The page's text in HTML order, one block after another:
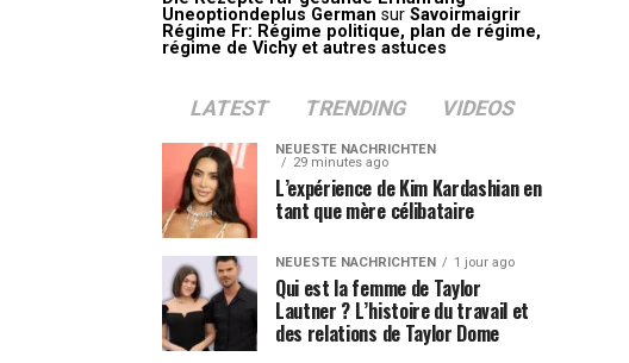
Uneoptiondeplus German sur Savoirmaigrir
Régime Fr: Régime politique, plan de régime,
régime de Vichy et autres astuces
LATEST TRENDING VIDEOS
NEUESTE NACHRICHTEN
29 minutes ago
L’expérience de Kim Kardashian en
tant que mère célibataire
NEUESTE NACHRICHTEN 1 jour ago
Qui est la femme de Taylor
Lautner ? L’histoire du travail et
des relations de Taylor Dome